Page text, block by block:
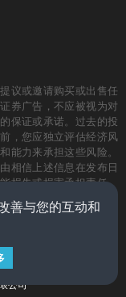
善与您的互动和
议或邀请购买或出售任
券广告，不应被视为对
保证或承诺。过去的投
，您应独立评估经济风
能力来承担这些风险。
相信上述信息在发布日
损失或损害承担责任。
公司